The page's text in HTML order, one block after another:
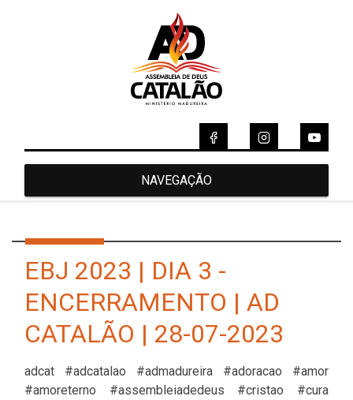
NAVEGAÇÃO
EBJ 2023 | DIA 3 -
ENCERRAMENTO | AD
CATALÃO | 28-07-2023
adcat #adcatalao #admadureira #adoracao #amor
#amoreterno #assembleiadedeus #cristao #cura